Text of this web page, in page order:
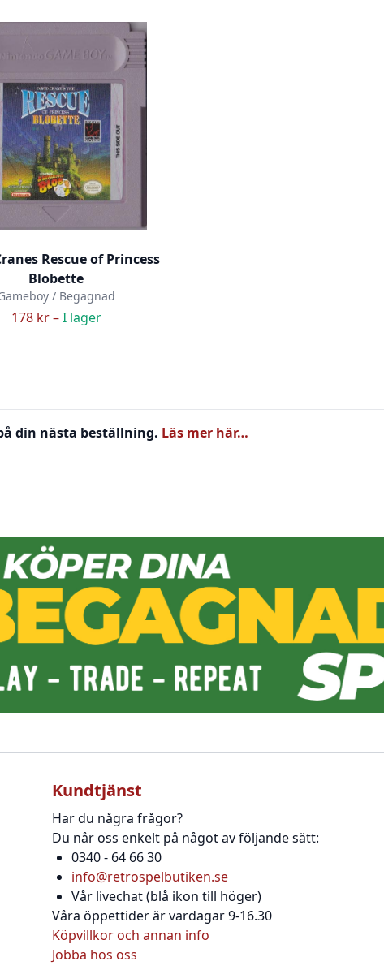
Rescue of Princess
Blobette
/ Begagnad
178 kr –I lager
din nästa beställning. Läs mer här…
Kundtjänst
Har du några frågor?
Du når oss enkelt på något av följande sätt:
0340 - 64 66 30
info@retrospelbutiken.se
Vår livechat (blå ikon till höger)
Våra öppettider är vardagar 9-16.30
Köpvillkor och annan info
Jobba hos oss